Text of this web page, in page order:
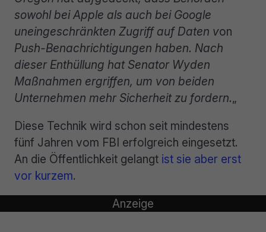
sowohl bei Apple als auch bei Google
uneingeschränkten Zugriff auf Daten von
Push-Benachrichtigungen haben. Nach
dieser Enthüllung hat Senator Wyden
Maßnahmen ergriffen, um von beiden
Unternehmen mehr Sicherheit zu fordern.„
Diese Technik wird schon seit mindestens
fünf Jahren vom FBI erfolgreich eingesetzt.
An die Öffentlichkeit gelangt ist sie aber erst
vor kurzem.